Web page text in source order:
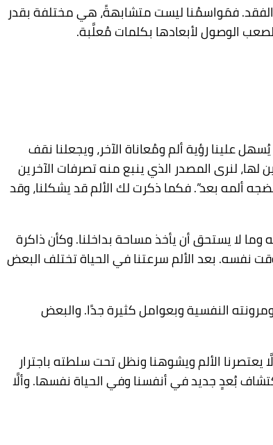
والفقد. فمَواسمُنا ليست متشابهةً، هي مختلفة بقدر
الوصول لأبعادها بكلمات مُعلَّبة.
علينا رؤية ألم ومُعاناة الآخر، ويجعلنا نقف
لنرى المصدر الذي ينبع منه تصرفات الآخرين
ألمه بعد”. فكما ذكرت لك الألم قد يشكلنا، وقد
وما لا يستحق أن يأخذ مساحة بداخلنا. وكأن ذاكرة
نفسه. بعد الألم سرعتنا في الحياة تختلف البعض
النفسية وبعوامل كثيرة جدًا. والبعض
الألم ويشوهنا ونظل تحت سلطته باجترار
بُعدٍ جديد في أنفسنا وفي الحياة نفسها. وألَّا